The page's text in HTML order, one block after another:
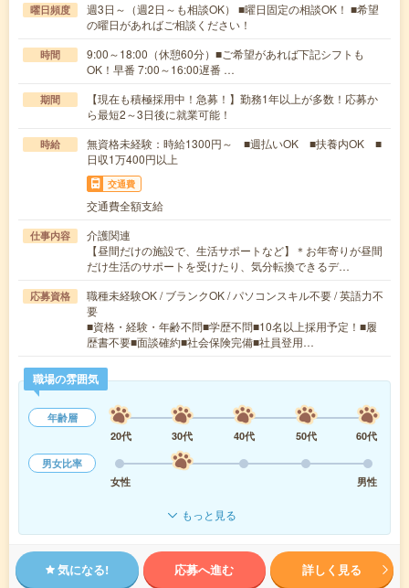
曜日頻度
週3日～（週2日～も相談OK） ■曜日固定の相談OK！ ■希望
の曜日があればご相談ください！
時間
9:00～18:00（休憩60分）■ご希望があれば下記シフトも
OK！早番 7:00～16:00遅番 …
期間
【現在も積極採用中！急募！】勤務1年以上が多数！応募か
ら最短2～3日後に就業可能！
時給
無資格未経験：時給1300円～ ■週払いOK ■扶養内OK ■
日収1万400円以上
交通費
交通費全額支給
仕事内容
介護関連
【昼間だけの施設で、生活サポートなど】＊お年寄りが昼間
だけ生活のサポートを受けたり、気分転換できるデ…
応募資格
職種未経験OK / ブランクOK / パソコンスキル不要 / 英語力不
要
■資格・経験・年齢不問■学歴不問■10名以上採用予定！■履
歴書不要■面談確約■社会保険完備■社員登用…
職場の雰囲気
年齢層
20代
30代 40代 50代
60代
男女比率
女性
男性
もっと見る
気になる! 応募へ進む 詳しく見る